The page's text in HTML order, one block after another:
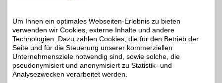
Zum Partnerprofil
büroplus
Zu attraktiven Preisen
Um Ihnen ein optimales Webseiten-Erlebnis zu bieten
verwenden wir Cookies, externe Inhalte und andere
Technologien. Dazu zählen Cookies, die für den Betrieb der
Seite und für die Steuerung unserer kommerziellen
Unternehmensziele notwendig sind, sowie solche, die
pseudonymisiert und anonymisiert zu Statistik- und
Analysezwecken verarbeitet werden.